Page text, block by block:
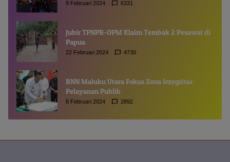
9 Februari 2024 6331
Jubir TPNPB-OPM Klaim Tembak 2 Pesawat di
Papua
22 Februari 2024 4730
BNN Maluku Utara Fokus Zona Integritas
Pelayanan Publik
8 Februari 2024 2892